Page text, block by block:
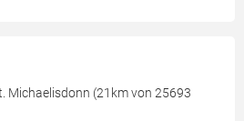
Michaelisdonn (21km von 25693